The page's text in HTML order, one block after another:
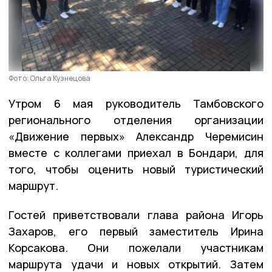
Фото: Ольга Кузнецова
Утром 6 мая руководитель Тамбовского
регионального отделения организации
«Движение первых» Александр Черемисин
вместе с коллегами приехал в Бондари, для
того, чтобы оценить новый туристический
маршрут.
Гостей приветствовали глава района Игорь
Захаров, его первый заместитель Ирина
Корсакова. Они пожелали участникам
маршрута удачи и новых открытий. Затем